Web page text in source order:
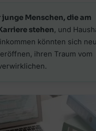
junge Menschen, die am
stehen, und
könnten sich
ihren Traum vom